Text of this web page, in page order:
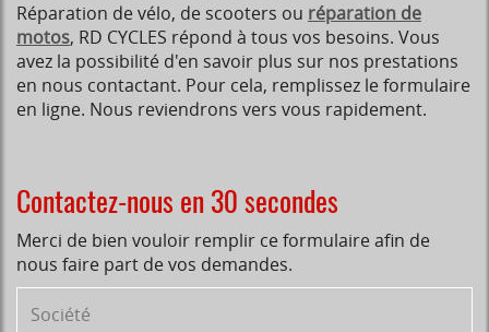
Réparation de vélo, de scooters ou réparation de
motos, RD CYCLES répond à tous vos besoins. Vous
avez la possibilité d'en savoir plus sur nos prestations
en nous contactant. Pour cela, remplissez le formulaire
en ligne. Nous reviendrons vers vous rapidement.
Contactez-nous en 30 secondes
Merci de bien vouloir remplir ce formulaire afin de
nous faire part de vos demandes.